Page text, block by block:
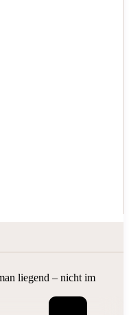
liegend – nicht im